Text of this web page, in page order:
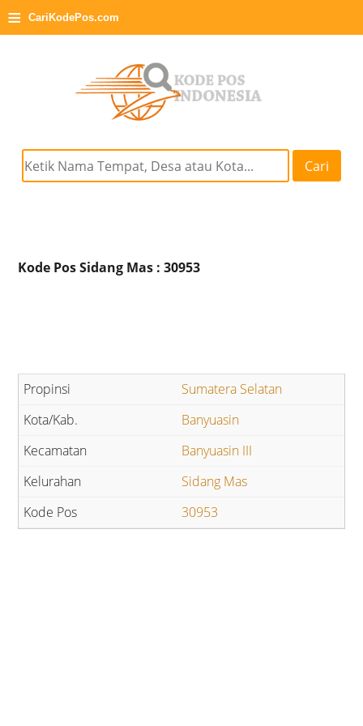
≡ CariKodePos.com
Cari
Kode Pos Sidang Mas : 30953
Sumatera Selatan
Banyuasin
Banyuasin III
Sidang Mas
30953